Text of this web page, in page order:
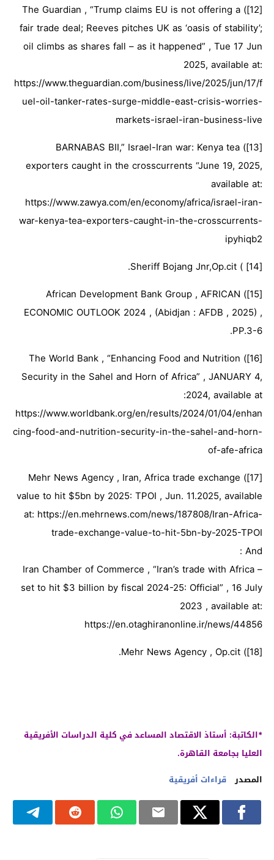
[12]) The Guardian , “Trump claims EU is not offering a
fair trade deal; Reeves pitches UK as ‘oasis of stability’;
oil climbs as shares fall – as it happened” , Tue 17 Jun
2025, available at:
https://www.theguardian.com/business/live/2025/jun/17/f
uel-oil-tanker-rates-surge-middle-east-crisis-worries-
markets-israel-iran-business-live
[13]) BARNABAS BII,” Israel-Iran war: Kenya tea
exporters caught in the crosscurrents “June 19, 2025,
available at:
https://www.zawya.com/en/economy/africa/israel-iran-
war-kenya-tea-exporters-caught-in-the-crosscurrents-
ipyhiqb2
[14] ) Sheriff Bojang Jnr,Op.cit.
[15]) African Development Bank Group , AFRICAN
ECONOMIC OUTLOOK 2024 , (Abidjan : AFDB , 2025) ,
PP.3-6.
[16]) The World Bank , “Enhancing Food and Nutrition
Security in the Sahel and Horn of Africa” , JANUARY 4,
2024, available at:
https://www.worldbank.org/en/results/2024/01/04/enhan
cing-food-and-nutrition-security-in-the-sahel-and-horn-
of-afe-africa
[17]) Mehr News Agency , Iran, Africa trade exchange
value to hit $5bn by 2025: TPOI , Jun. 11.2025, available
at: https://en.mehrnews.com/news/187808/Iran-Africa-
trade-exchange-value-to-hit-5bn-by-2025-TPOI
And :
– Iran Chamber of Commerce , “Iran’s trade with Africa
set to hit $3 billion by fiscal 2024-25: Official” , 16 July
2023 , available at:
https://en.otaghiranonline.ir/news/44856
[18]) Mehr News Agency , Op.cit.
*الكاتبة: أستاذ الاقتصاد المساعد في كلية الدراسات الأفريقية
العليا بجامعة القاهرة.
المصدر قراءات أفريقية